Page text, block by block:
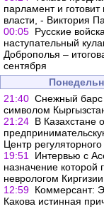
парламент и готовит
власти, - Виктория
00:05 Русские
наступательный
Доброполья –
сентября
21:40 Снежный барс
символом
21:24 В Казахстане
Центр
19:51
Интервью с
назначение которой
неврологом
12:59 Коммерсант:
Какова истинная